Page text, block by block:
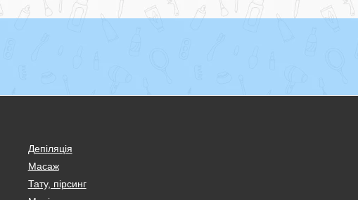
Депіляція
Масаж
Тату, пірсинг